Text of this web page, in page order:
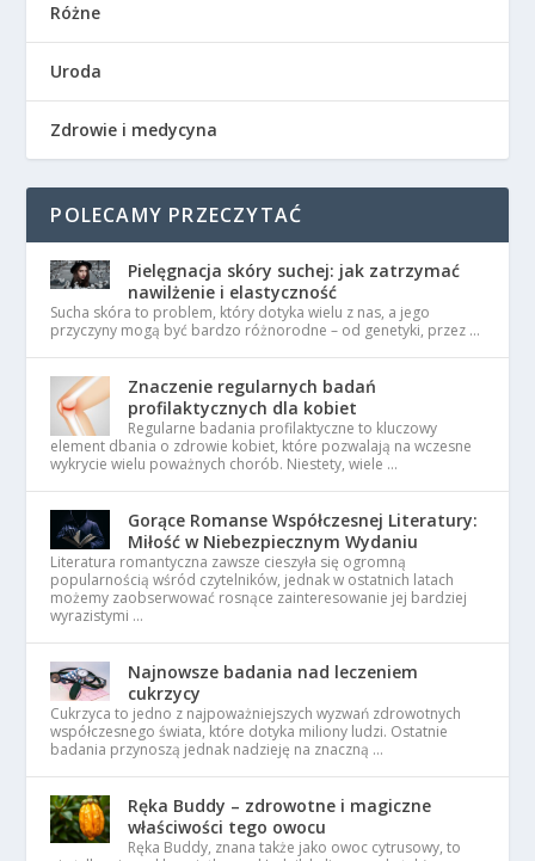
Różne
Uroda
Zdrowie i medycyna
POLECAMY PRZECZYTAĆ
Pielęgnacja skóry suchej: jak zatrzymać
nawilżenie i elastyczność
Sucha skóra to problem, który dotyka wielu z nas, a jego
przyczyny mogą być bardzo różnorodne – od genetyki, przez …
Znaczenie regularnych badań
profilaktycznych dla kobiet
Regularne badania profilaktyczne to kluczowy
element dbania o zdrowie kobiet, które pozwalają na wczesne
wykrycie wielu poważnych chorób. Niestety, wiele …
Gorące Romanse Współczesnej Literatury:
Miłość w Niebezpiecznym Wydaniu
Literatura romantyczna zawsze cieszyła się ogromną
popularnością wśród czytelników, jednak w ostatnich latach
możemy zaobserwować rosnące zainteresowanie jej bardziej
wyrazistymi …
Najnowsze badania nad leczeniem
cukrzycy
Cukrzyca to jedno z najpoważniejszych wyzwań zdrowotnych
współczesnego świata, które dotyka miliony ludzi. Ostatnie
badania przynoszą jednak nadzieję na znaczną …
Ręka Buddy – zdrowotne i magiczne
właściwości tego owocu
Ręka Buddy, znana także jako owoc cytrusowy, to